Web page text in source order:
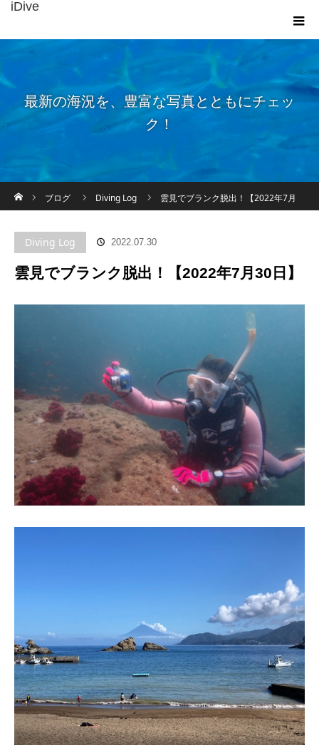
iDive
最新の海況を、豊富な写真とともにチェッ
ク！
ブログ
Diving Log 雲見でブランク脱出！【2022年7月
Diving Log 2022.07.30
雲見でブランク脱出！【2022年7月30日】